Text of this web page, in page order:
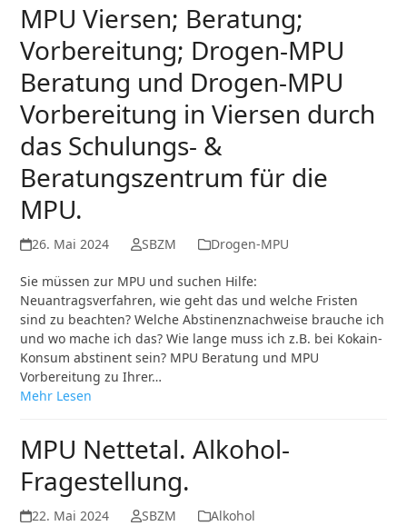
MPU Viersen; Beratung;
Vorbereitung; Drogen-MPU
Beratung und Drogen-MPU
Vorbereitung in Viersen durch
das Schulungs- &
Beratungszentrum für die
MPU.
26. Mai 2024 SBZM Drogen-MPU
Sie müssen zur MPU und suchen Hilfe:
Neuantragsverfahren, wie geht das und welche Fristen
sind zu beachten? Welche Abstinenznachweise brauche ich
und wo mache ich das? Wie lange muss ich z.B. bei Kokain-
Konsum abstinent sein? MPU Beratung und MPU
Vorbereitung zu Ihrer…
Mehr Lesen
MPU Nettetal. Alkohol-
Fragestellung.
22. Mai 2024 SBZM Alkohol